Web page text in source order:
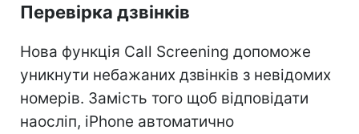
Перевірка дзвінків
Нова функція Call Screening допоможе
уникнути небажаних дзвінків з невідомих
номерів. Замість того щоб відповідати
наосліп, iPhone автоматично